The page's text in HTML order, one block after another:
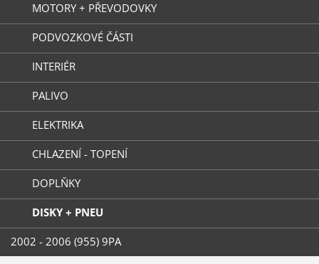
MOTORY + PŘEVODOVKY
PODVOZKOVÉ ČÁSTI
INTERIÉR
PALIVO
ELEKTRIKA
CHLAZENÍ - TOPENÍ
DOPLŇKY
DISKY + PNEU
2002 - 2006 (955) 9PA